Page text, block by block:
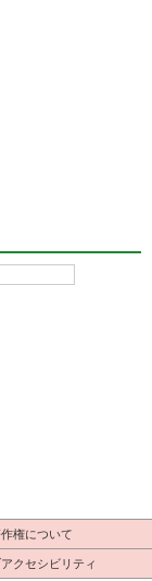
権について
クセシビリティ